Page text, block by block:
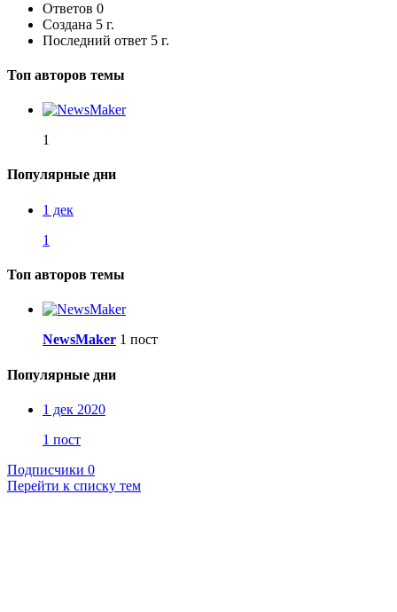
Ответов 0
Создана 5 г.
Последний ответ 5 г.
Топ авторов темы
1
Популярные дни
1 дек
1
Топ авторов темы
NewsMaker 1 пост
Популярные дни
1 дек 2020
1 пост
Подписчики 0
Перейти к списку тем